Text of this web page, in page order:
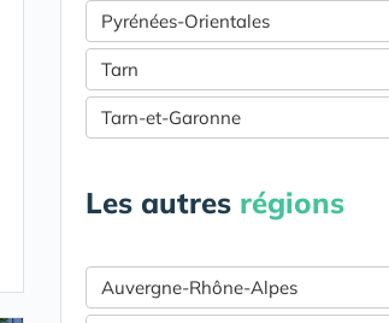
Pyrénées-Orientales
Tarn
Tarn-et-Garonne
Les autres régions
Auvergne-Rhône-Alpes